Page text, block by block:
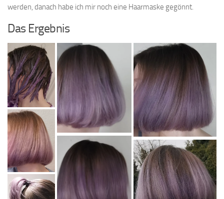
werden, danach habe ich mir noch eine Haarmaske gegönnt.
Das Ergebnis